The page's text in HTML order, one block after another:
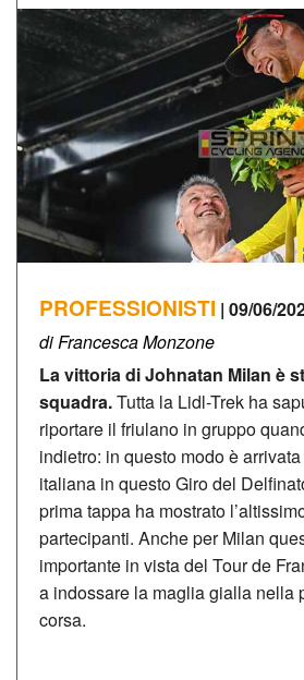
ALBI D'ORO
NEWSLETTER
PROFESSIONISTI | 09/06/
di Francesca Monzone
La vittoria di Johnatan Milan è
squadra.Tutta la Lidl-Trek ha
riportare il friulano in gruppo
indietro: in questo modo è
italiana in questo Giro del
prima tappa ha mostrato
partecipanti. Anche per Milan
importante in vista del Tour de
a indossare la maglia gialla nella
corsa.